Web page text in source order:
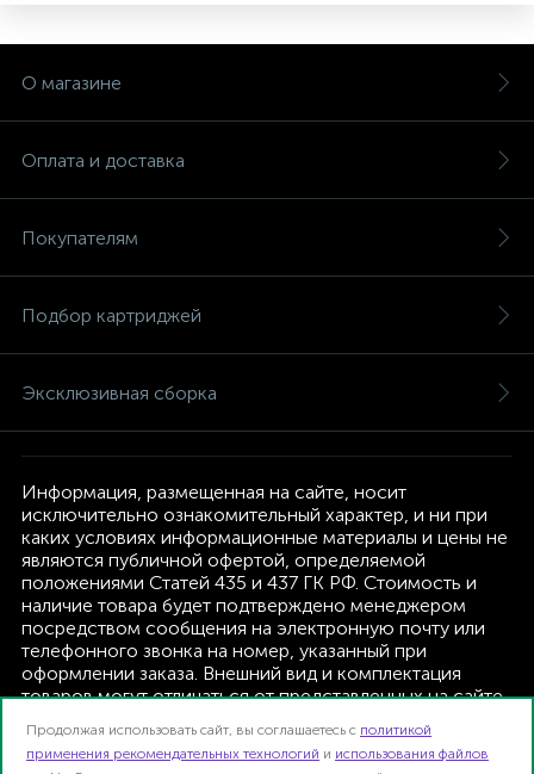
О магазине
Оплата и доставка
Покупателям
Подбор картриджей
Эксклюзивная сборка
Информация, размещенная на сайте, носит
исключительно ознакомительный характер, и ни при
каких условиях информационные материалы и цены не
являются публичной офертой, определяемой
положениями Статей 435 и 437 ГК РФ. Стоимость и
наличие товара будет подтверждено менеджером
посредством сообщения на электронную почту или
телефонного звонка на номер, указанный при
оформлении заказа. Внешний вид и комплектация
товаров могут отличаться от представленных на сайте.
текущую комплектацию, без дополнительного
уведомления.
Продолжая использовать сайт, вы соглашаетесь с политикой
применения рекомендательных технологий и использования файлов